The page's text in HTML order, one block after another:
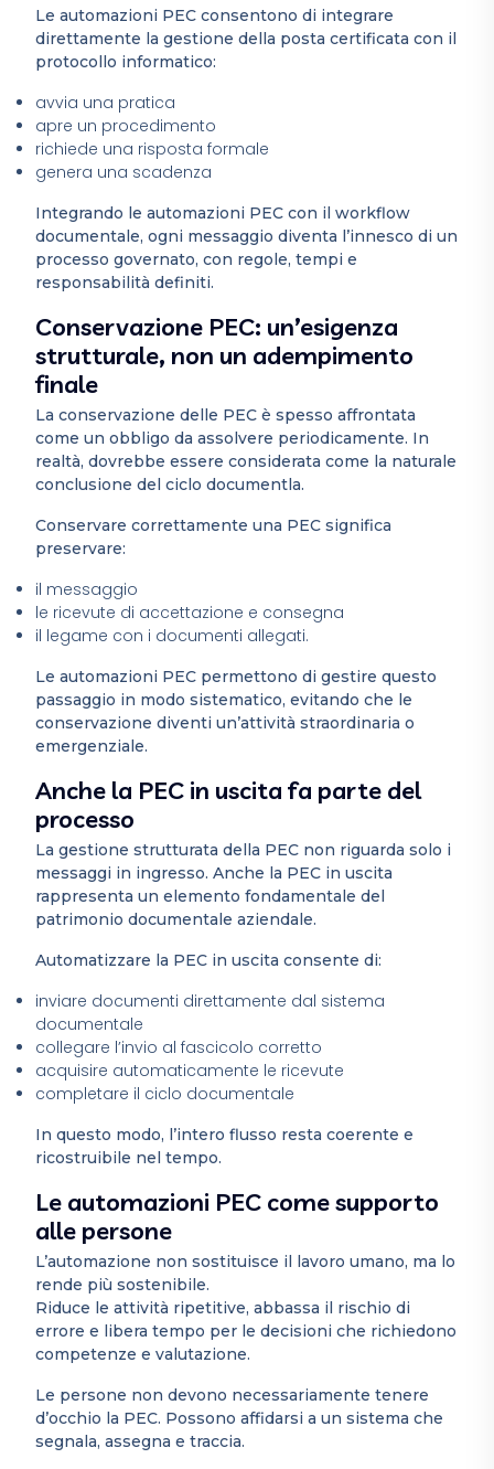
Le automazioni PEC consentono di integrare
direttamente la gestione della posta certificata con il
protocollo informatico:
avvia una pratica
apre un procedimento
richiede una risposta formale
genera una scadenza
Integrando le automazioni PEC con il workflow
documentale, ogni messaggio diventa l’innesco di un
processo governato, con regole, tempi e
responsabilità definiti.
Conservazione PEC: un’esigenza
strutturale, non un adempimento
finale
La conservazione delle PEC è spesso affrontata
come un obbligo da assolvere periodicamente. In
realtà, dovrebbe essere considerata come la naturale
conclusione del ciclo documentla.
Conservare correttamente una PEC significa
preservare:
il messaggio
le ricevute di accettazione e consegna
il legame con i documenti allegati.
Le automazioni PEC permettono di gestire questo
passaggio in modo sistematico, evitando che le
conservazione diventi un’attività straordinaria o
emergenziale.
Anche la PEC in uscita fa parte del
processo
La gestione strutturata della PEC non riguarda solo i
messaggi in ingresso. Anche la PEC in uscita
rappresenta un elemento fondamentale del
patrimonio documentale aziendale.
Automatizzare la PEC in uscita consente di:
inviare documenti direttamente dal sistema
documentale
collegare l’invio al fascicolo corretto
acquisire automaticamente le ricevute
completare il ciclo documentale
In questo modo, l’intero flusso resta coerente e
ricostruibile nel tempo.
Le automazioni PEC come supporto
alle persone
L’automazione non sostituisce il lavoro umano, ma lo
rende più sostenibile.
Riduce le attività ripetitive, abbassa il rischio di
errore e libera tempo per le decisioni che richiedono
competenze e valutazione.
Le persone non devono necessariamente tenere
d’occhio la PEC. Possono affidarsi a un sistema che
segnala, assegna e traccia.